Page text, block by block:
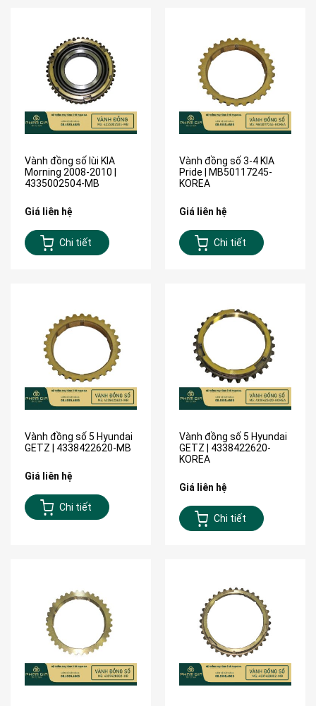
Vành đồng số lùi KIA
Morning 2008-2010 |
4335002504-MB
Giá liên hệ
Chi tiết
Vành đồng số 3-4 KIA
Pride | MB50117245-
KOREA
Giá liên hệ
Chi tiết
Vành đồng số 5 Hyundai
GETZ | 4338422620-MB
Giá liên hệ
Chi tiết
Vành đồng số 5 Hyundai
GETZ | 4338422620-
KOREA
Giá liên hệ
Chi tiết